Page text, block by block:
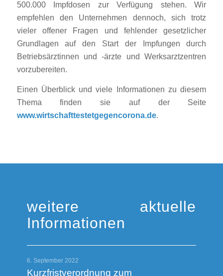
500.000 Impfdosen zur Verfügung stehen. Wir
empfehlen den Unternehmen dennoch, sich trotz
vieler offener Fragen und fehlender gesetzlicher
Grundlagen auf den Start der Impfungen durch
Betriebsärztinnen und -ärzte und Werksarztzentren
vorzubereiten.
Einen Überblick und viele Informationen zu diesem
Thema finden sie auf der Seite
www.wirtschafttestetgegencorona.de.
weitere aktuelle
Informationen
6. September 2022
Kurzfristverordnung zum